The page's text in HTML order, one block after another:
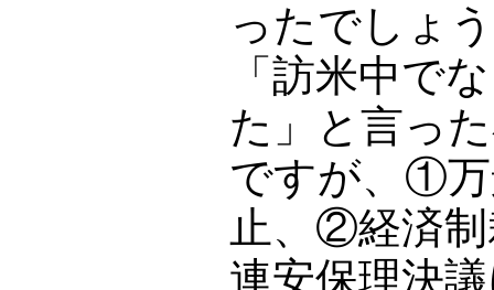
ったでしょ
「訪米中で
た」と言っ
ですが、①
止、②経済
連安保理決